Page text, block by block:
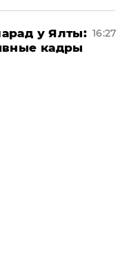
у Ялты:
кадры
16:27